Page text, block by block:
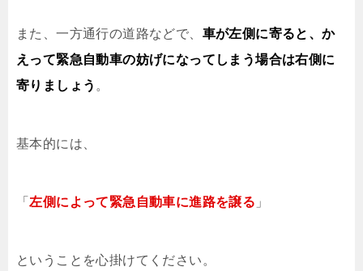
また、一方通行の道路などで、 車が左側に寄ると、か
えって緊急自動車の妨げになってしまう場合は右側に
寄りましょう 。
基本的には、
「左側によって緊急自動車に進路を譲る 」
ということを心掛けてください。